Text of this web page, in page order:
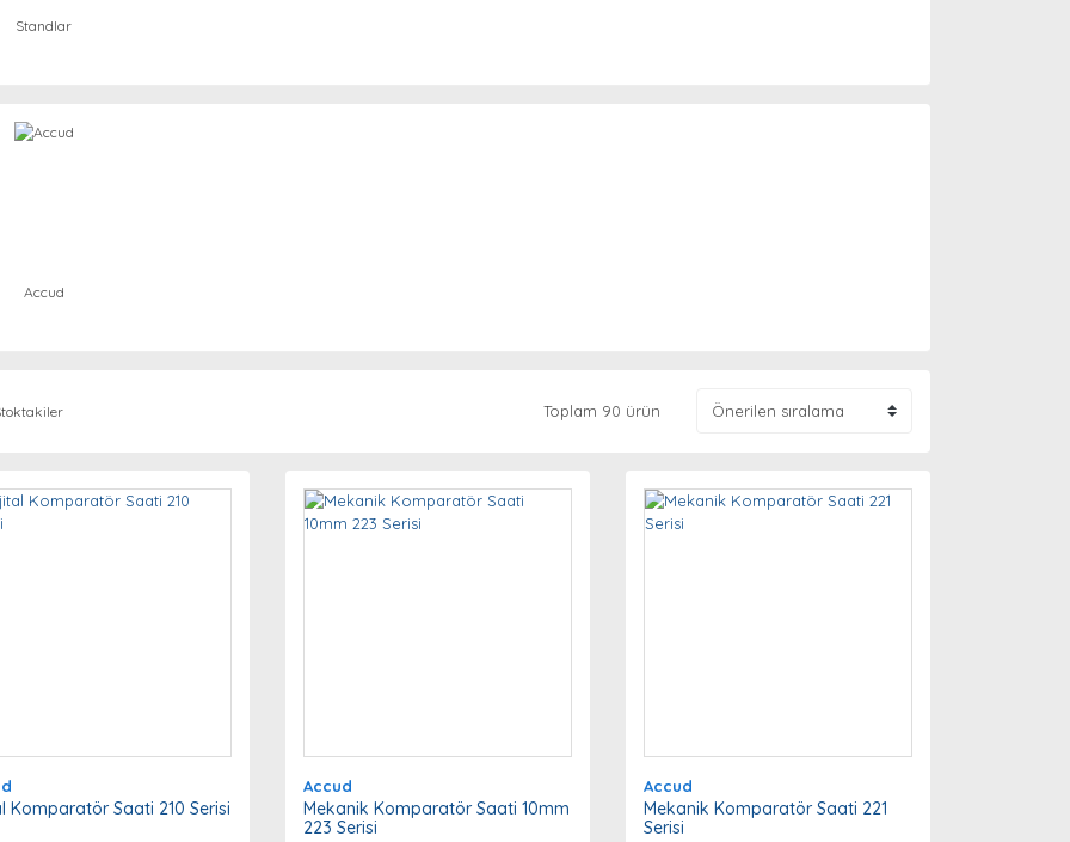
Standlar
Accud
Toplam 90 ürün
Komparatör Saati 210 Serisi
Accud
Mekanik Komparatör Saati 10mm
223 Serisi
Accud
Mekanik Komparatör Saati 221
Serisi